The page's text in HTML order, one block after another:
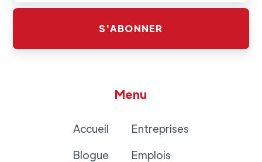
Menu
Accueil
Blogue
Entreprises
Emplois